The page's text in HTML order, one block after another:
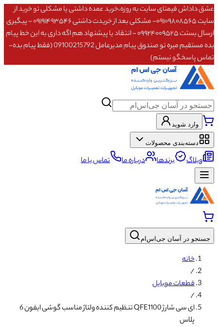
عشق داداش قیمتای سایت به روزه،خرید عمده داشتی یا مشکلی تو خرید از
سایت ۰۹۱۰۹۸۰۸۵۶۵- مشکلی بعد از خریدت داشتی ۰۹۱۹۱۴۹۳۵۴۶ - پیگیری
ارسال بستت ۰۹۹۲۴۰۰۹۵۲۵ - انتقاد یا پیشنهاد هم اگه داری به این خط پیام
بده مستقیم میره تو صندوق پیام مدیرعامل 09100215792 (فقط پیام بده-
تماس پاسخگو نیستم)
وارد شوید
دسته‌بندی محصولات
وبلاگ برندها درباره ما تماس با ما
جستجو در آسان جی‌اس‌ام
خانه
/
قطعات موبایل
/
ای سی شارژ QFE1100 تنظیم کننده ولتاژ مناسب گوشی ایفون 6
پلاس